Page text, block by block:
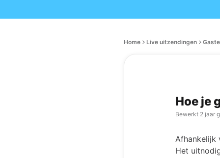
Home Live uitzendingen
Hoe je
Bewerkt 2 jaar
Afhankelijk
Het